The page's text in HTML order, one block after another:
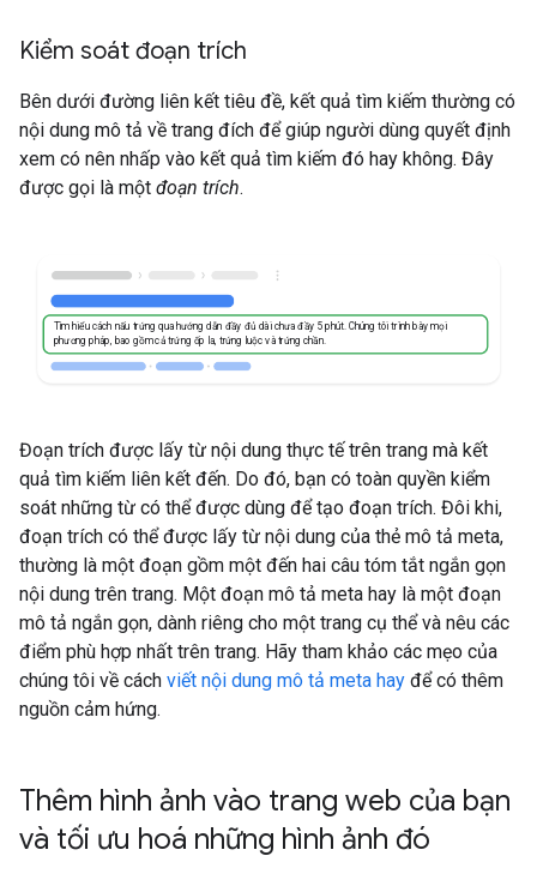
Kiểm soát đoạn trích
Bên dưới đường liên kết tiêu đề, kết quả tìm kiếm thường có
nội dung mô tả về trang đích để giúp người dùng quyết định
xem có nên nhấp vào kết quả tìm kiếm đó hay không. Đây
được gọi là một đoạn trích.
Tìm hiểu cách nấu trứng qua hướng dẫn đầy đủ dài chưa đầy 5 phút. Chúng tôi trình bày mọi
phương pháp, bao gồm cả trứng ốp la, trứng luộc và trứng chần.
Đoạn trích được lấy từ nội dung thực tế trên trang mà kết
quả tìm kiếm liên kết đến. Do đó, bạn có toàn quyền kiểm
soát những từ có thể được dùng để tạo đoạn trích. Đôi khi,
đoạn trích có thể được lấy từ nội dung của thẻ mô tả meta,
thường là một đoạn gồm một đến hai câu tóm tắt ngắn gọn
nội dung trên trang. Một đoạn mô tả meta hay là một đoạn
mô tả ngắn gọn, dành riêng cho một trang cụ thể và nêu các
điểm phù hợp nhất trên trang. Hãy tham khảo các mẹo của
chúng tôi về cách viết nội dung mô tả meta hay để có thêm
nguồn cảm hứng.
Thêm hình ảnh vào trang web của bạn
và tối ưu hoá những hình ảnh đó